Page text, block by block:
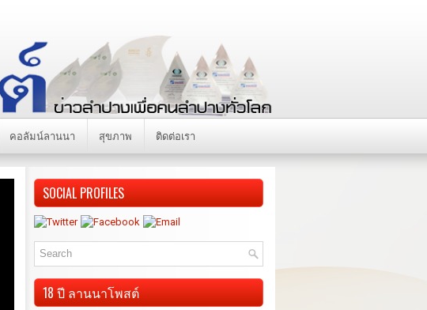
คอลัมน์ลานนา สุขภาพ ติดต่อเรา
SOCIAL PROFILES
18 ปี ลานนาโพสต์